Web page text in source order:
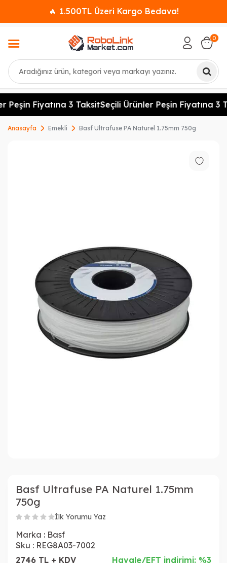
🔥 1.500TL Üzeri Kargo Bedava!
Ara
0
Peşin Fiyatına 3 TaksitSeçili Ürünler Peşin Fiyatına 3
Anasayfa Emekli Basf Ultrafuse PA Naturel 1.75mm 750g
Basf Ultrafuse PA Naturel 1.75mm
750g
İlk Yorumu Yaz
Marka : Basf
Sku : REG8A03-7002
2746 TL + KDV
Havale/EFT indirimi: %3